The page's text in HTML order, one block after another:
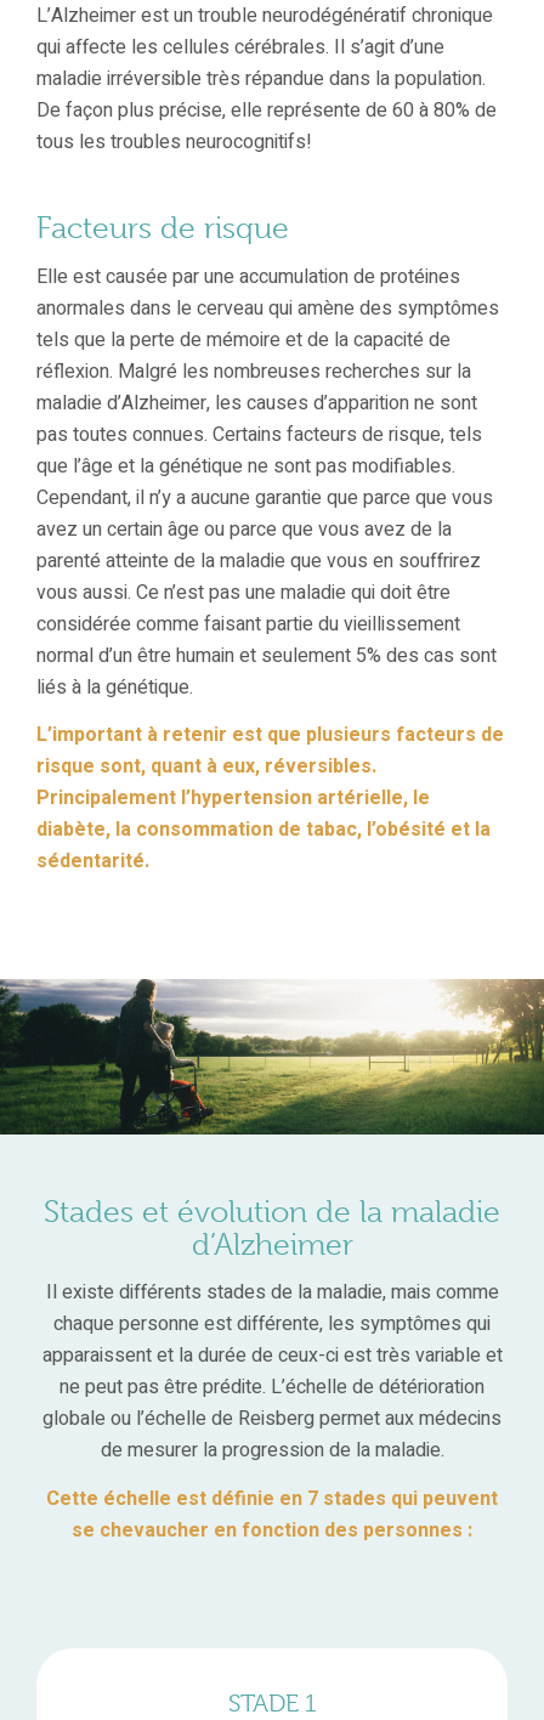
L’Alzheimer est un trouble neurodégénératif chronique
qui affecte les cellules cérébrales. Il s’agit d’une
maladie irréversible très répandue dans la population.
De façon plus précise, elle représente de 60 à 80% de
tous les troubles neurocognitifs!
Facteurs de risque
Elle est causée par une accumulation de protéines
anormales dans le cerveau qui amène des symptômes
tels que la perte de mémoire et de la capacité de
réflexion. Malgré les nombreuses recherches sur la
maladie d’Alzheimer, les causes d’apparition ne sont
pas toutes connues. Certains facteurs de risque, tels
que l’âge et la génétique ne sont pas modifiables.
Cependant, il n’y a aucune garantie que parce que vous
avez un certain âge ou parce que vous avez de la
parenté atteinte de la maladie que vous en souffrirez
vous aussi. Ce n’est pas une maladie qui doit être
considérée comme faisant partie du vieillissement
normal d’un être humain et seulement 5% des cas sont
liés à la génétique.
L’important à retenir est que plusieurs facteurs de
risque sont, quant à eux, réversibles.
Principalement l’hypertension artérielle, le
diabète, la consommation de tabac, l’obésité et la
sédentarité.
Stades et évolution de la maladie
d’Alzheimer
Il existe différents stades de la maladie, mais comme
chaque personne est différente, les symptômes qui
apparaissent et la durée de ceux-ci est très variable et
ne peut pas être prédite. L’échelle de détérioration
globale ou l’échelle de Reisberg permet aux médecins
de mesurer la progression de la maladie.
Cette échelle est définie en 7 stades qui peuvent
se chevaucher en fonction des personnes :
STADE 1